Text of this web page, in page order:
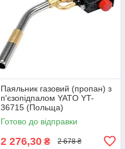
Паяльник газовий (пропан) з
п'єзопідпалом YATO YT-
36715 (Польща)
Готово до відправки
2 276,30 ₴ 2 678 ₴